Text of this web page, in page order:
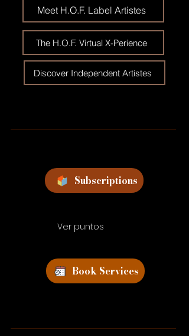
Meet H.O.F. Label Artistes
The H.O.F. Virtual X-Perience
Discover Independent Artistes
Subscriptions
Ver puntos
Book Services